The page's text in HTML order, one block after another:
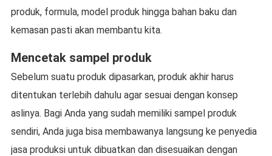
produk, formula, model produk hingga bahan baku dan
kemasan pasti akan membantu kita.
Mencetak sampel produk
Sebelum suatu produk dipasarkan, produk akhir harus
ditentukan terlebih dahulu agar sesuai dengan konsep
aslinya. Bagi Anda yang sudah memiliki sampel produk
sendiri, Anda juga bisa membawanya langsung ke penyedia
jasa produksi untuk dibuatkan dan disesuaikan dengan